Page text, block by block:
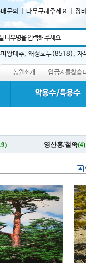
문의 나무구해주세요 장
왕대추, 왜성호두(8518) , 자
영산홍/철쭉(4)